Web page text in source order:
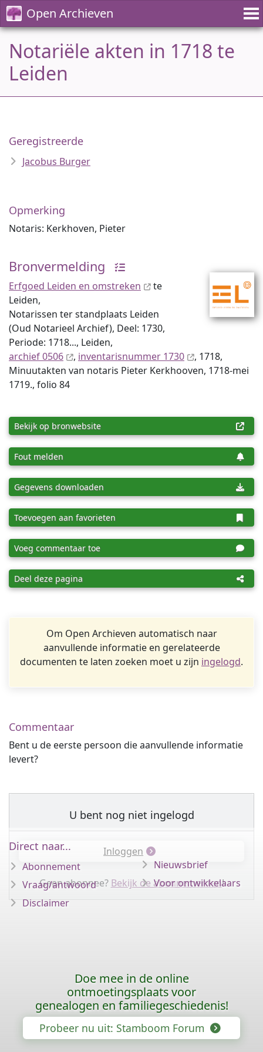
Open Archieven
Notariële akten in 1718 te
Leiden
Geregistreerde
Jacobus Burger
Opmerking
Notaris: Kerkhoven, Pieter
Bronvermelding
Erfgoed Leiden en omstreken
te
Leiden,
Notarissen ter standplaats Leiden
(Oud Notarieel Archief), Deel: 1730,
Periode: 1718..., Leiden,
archief 0506
, inventaris­num­mer 1730
, 1718,
Minuutakten van notaris Pieter Kerkhooven, 1718-mei
1719., folio 84
Bekijk op bronwebsite
Fout melden
Gegevens downloaden
Toevoegen aan favorieten
Voeg commentaar toe
Deel deze pagina
Om Open Archieven automatisch naar
aanvullende informatie en gerelateerde
documenten te laten zoeken moet u zijn ingelogd.
Commentaar
Bent u de eerste persoon die aanvullende informatie
levert?
U bent nog niet ingelogd
Inloggen
Geen abonnee? Bekijk de abonnementen!
Direct naar...
Abonnement
Vraag/antwoord
Disclaimer
Nieuwsbrief
Voor ontwikkelaars
Doe mee in de online
ontmoetingsplaats voor
genealogen en familiegeschiedenis!
Probeer nu uit: Stamboom Forum